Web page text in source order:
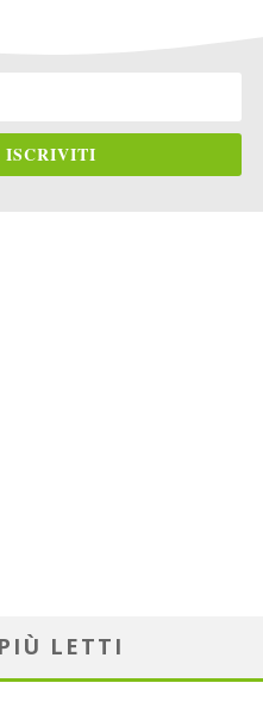
ISCRIVITI
LETTI